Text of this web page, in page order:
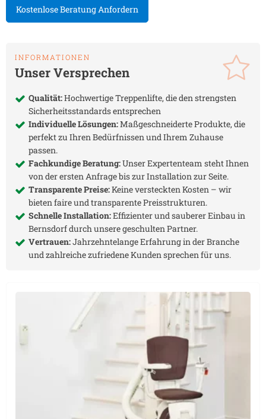
Kostenlose Beratung Anfordern
INFORMATIONEN
Unser Versprechen
Qualität:Hochwertige Treppenlifte, die den strengsten
Sicherheitsstandards entsprechen
Individuelle Lösungen:Maßgeschneiderte Produkte, die
perfekt zu Ihren Bedürfnissen und Ihrem Zuhause
passen.
Fachkundige Beratung:Unser Expertenteam steht Ihnen
von der ersten Anfrage bis zur Installation zur Seite.
Transparente Preise:Keine versteckten Kosten – wir
bieten faire und transparente Preisstrukturen.
Schnelle Installation:Effizienter und sauberer Einbau in
Bernsdorfdurch unsere geschulten Partner.
Vertrauen:Jahrzehntelange Erfahrung in der Branche
und zahlreiche zufriedene Kunden sprechen für uns.